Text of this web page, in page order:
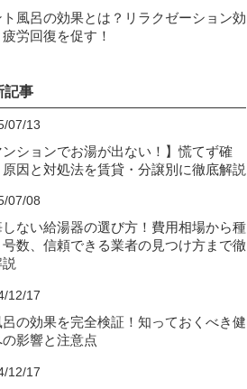
ト風呂の効果とは？リラクゼーション効
労回復を促す！
記事
07/13
ンションでお湯が出ない！】慌てず確
因と対処法を賃貸・分譲別に徹底解説
07/08
ない給湯器の選び方！費用相場から種
数、信頼できる業者の見つけ方まで徹
12/17
呂の効果を完全検証！知っておくべき健
の影響と注意点
12/17